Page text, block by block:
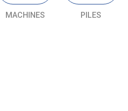
MACHINES PILES